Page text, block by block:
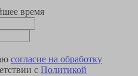
время
согласие на обработку
с Политикой